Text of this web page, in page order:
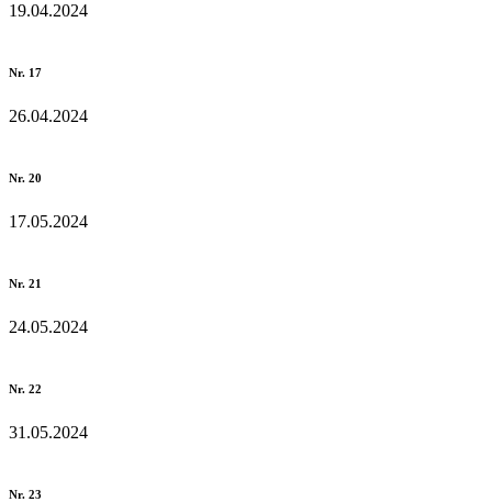
19.04.2024
Nr. 17
26.04.2024
Nr. 20
17.05.2024
Nr. 21
24.05.2024
Nr. 22
31.05.2024
Nr. 23